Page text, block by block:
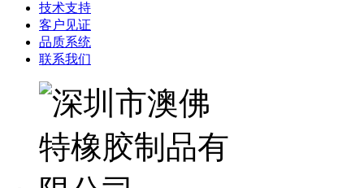
技术支持
客户见证
品质系统
联系我们